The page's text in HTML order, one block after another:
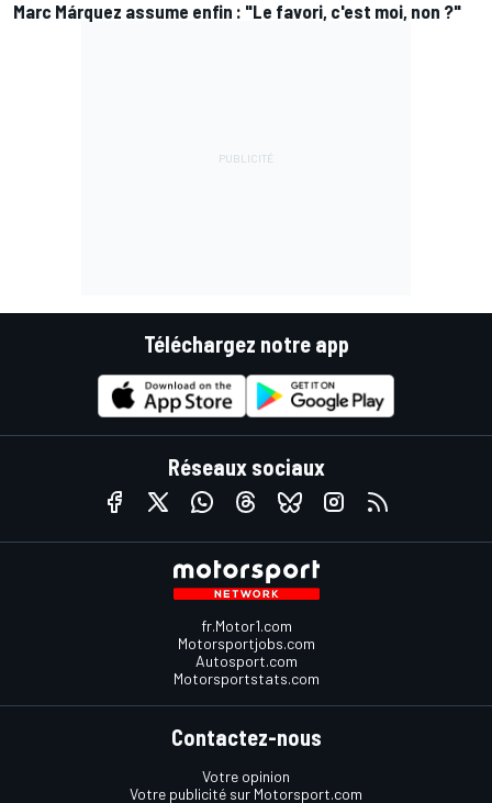
Marc Márquez assume enfin : "Le favori, c'est moi, non ?"
Téléchargez notre app
Réseaux sociaux
fr.Motor1.com
Motorsportjobs.com
Autosport.com
Motorsportstats.com
Contactez-nous
Votre opinion
Votre publicité sur Motorsport.com